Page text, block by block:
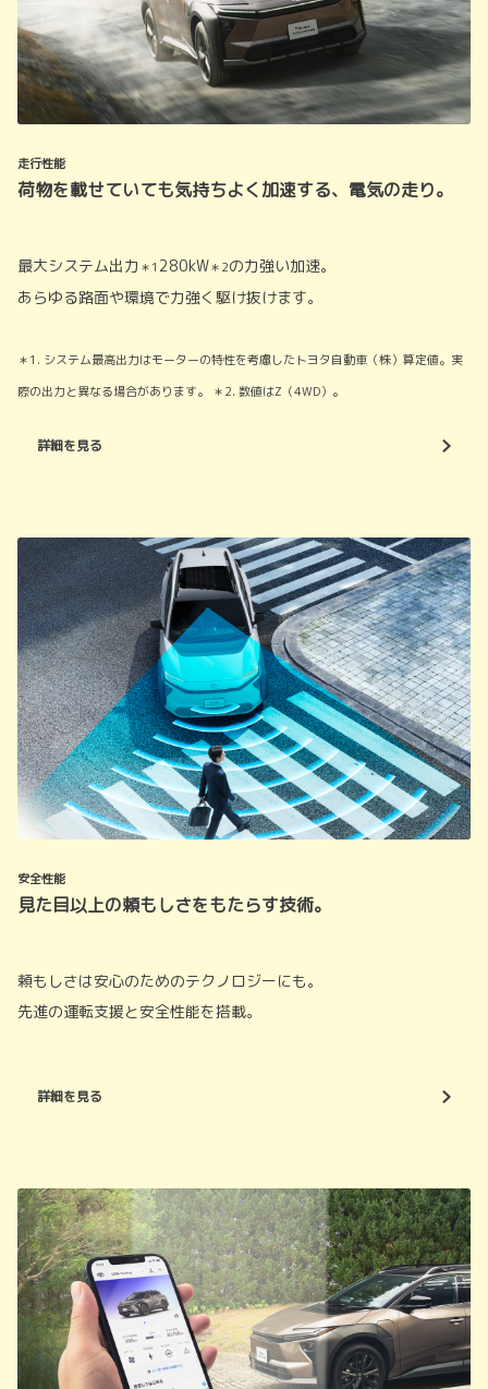
走行性能
荷物を載せていても気持ちよく加速する、電気の走り。
最大システム出力 ＊1 280kW＊2の力強い加速。
あらゆる路面や環境で力強く駆け抜けます。
＊1. システム最高出力はモーターの特性を考慮したトヨタ自動車（株）算定値。実
際の出力と異なる場合があります。 ＊2. 数値はZ（4WD）。
詳細を見る
安全性能
見た目以上の頼もしさをもたらす技術。
頼もしさは安心のためのテクノロジーにも。
先進の運転支援と安全性能を搭載。
詳細を見る